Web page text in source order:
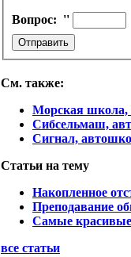
Вопрос: ''
См. также:
Морская школа,
Сибсельмаш,
Сигнал,
Статьи на тему
Накопленное
Преподавание
Самые красивые
все статьи